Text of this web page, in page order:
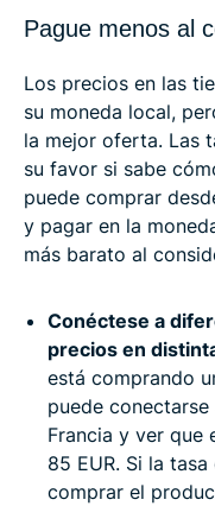
Pague menos al
Los precios en las
su moneda local,
la mejor oferta. Las
su favor si sabe
puede comprar
y pagar en la
más barato al
Conéctese a
precios en
está comprando
puede
Francia y ver que
85 EUR. Si la
comprar el